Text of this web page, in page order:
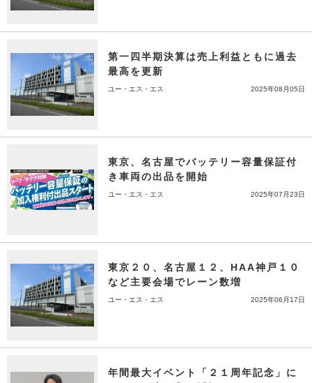
第一四半期決算は売上利益ともに過去
最高を更新
ユー・エス・エス 2025年08月05日
東京、名古屋でバッテリー容量保証付
き車両の出品を開始
ユー・エス・エス 2025年07月23日
東京２０、名古屋１２、HAA神戸１０
など主要会場でレーン数増
ユー・エス・エス 2025年06月17日
年間最大イベント「２１周年記念」に